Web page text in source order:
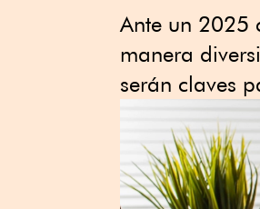
Ante un 2025
manera
serán claves